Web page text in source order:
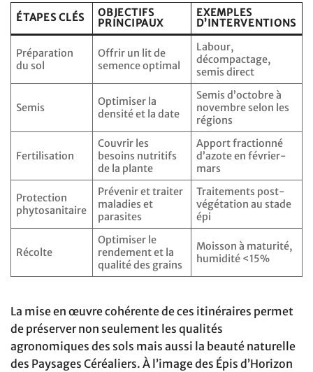
ÉTAPES CLÉS
OBJECTIFS
PRINCIPAUX
EXEMPLES
D’INTERVENTIONS
Préparation
du sol
Offrir un lit de
semence optimal
Labour,
décompactage,
semis direct
Semis
Optimiser la
densité et la date
Semis d’octobre à
novembre selon les
régions
Fertilisation
Couvrir les
besoins nutritifs
de la plante
Apport fractionné
d’azote en février-
mars
Protection
phytosanitaire
Prévenir et traiter
maladies et
parasites
Traitements post-
végétation au stade
épi
Récolte
Optimiser le
rendement et la
qualité des grains
Moisson à maturité,
humidité <15%
La mise en œuvre cohérente de ces itinéraires permet
de préserver non seulement les qualités
agronomiques des sols mais aussi la beauté naturelle
des Paysages Céréaliers. À l’image des Épis d’Horizon